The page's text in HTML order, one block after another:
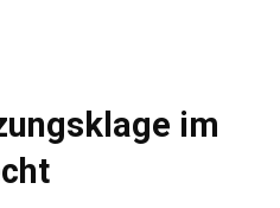
im